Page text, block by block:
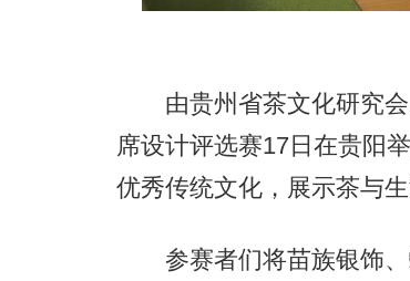
由贵州省茶文化研究会
席设计评选赛17日在贵阳
优秀传统文化，展示茶与生
参赛者们将苗族银饰、